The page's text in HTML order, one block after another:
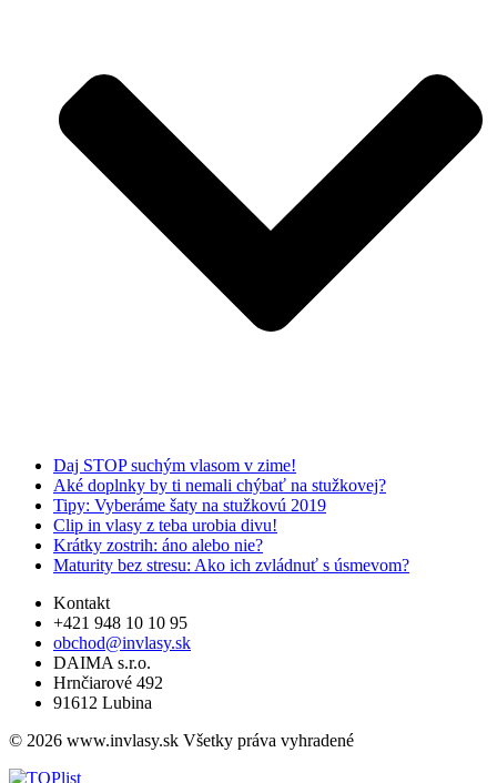
Daj STOP suchým vlasom v zime!
Aké doplnky by ti nemali chýbať na stužkovej?
Tipy: Vyberáme šaty na stužkovú 2019
Clip in vlasy z teba urobia divu!
Krátky zostrih: áno alebo nie?
Maturity bez stresu: Ako ich zvládnuť s úsmevom?
Kontakt
+421 948 10 10 95
obchod@invlasy.sk
DAIMA s.r.o.
Hrnčiarové 492
91612 Lubina
© 2026 www.invlasy.sk Všetky práva vyhradené